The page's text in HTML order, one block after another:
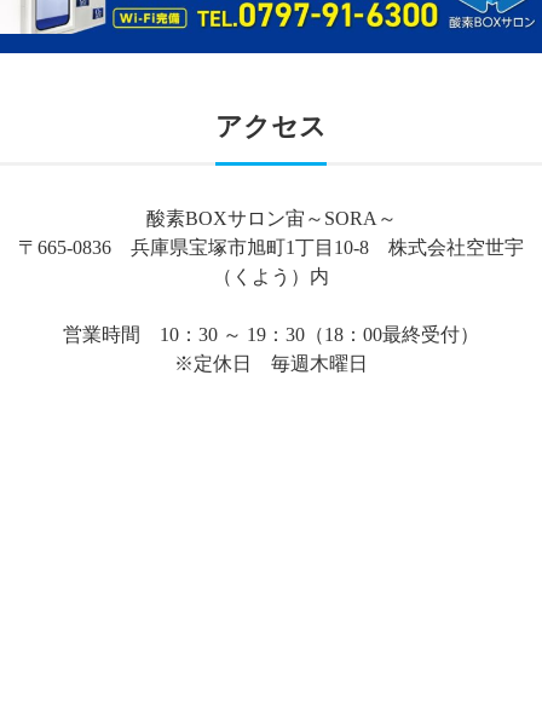
アクセス
酸素BOXサロン宙～SORA～
〒665-0836 兵庫県宝塚市旭町1丁目10-8 株式会社空世宇
（くよう）内
営業時間 10：30 ～ 19：30（18：00最終受付）
※定休日 毎週木曜日